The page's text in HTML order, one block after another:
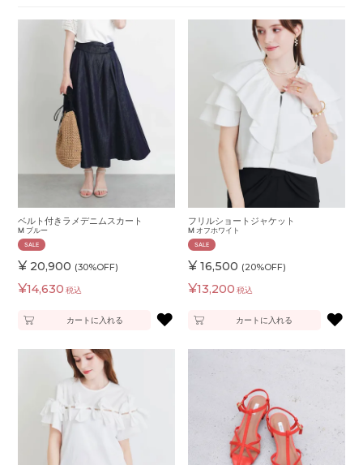
ベルト付きラメデニムスカート
M ブルー
SALE
¥ 20,900 (30%OFF)
¥14,630 税込
カートに入れる ♥
フリルショートジャケット
M オフホワイト
SALE
¥ 16,500 (20%OFF)
¥13,200 税込
カートに入れる ♥